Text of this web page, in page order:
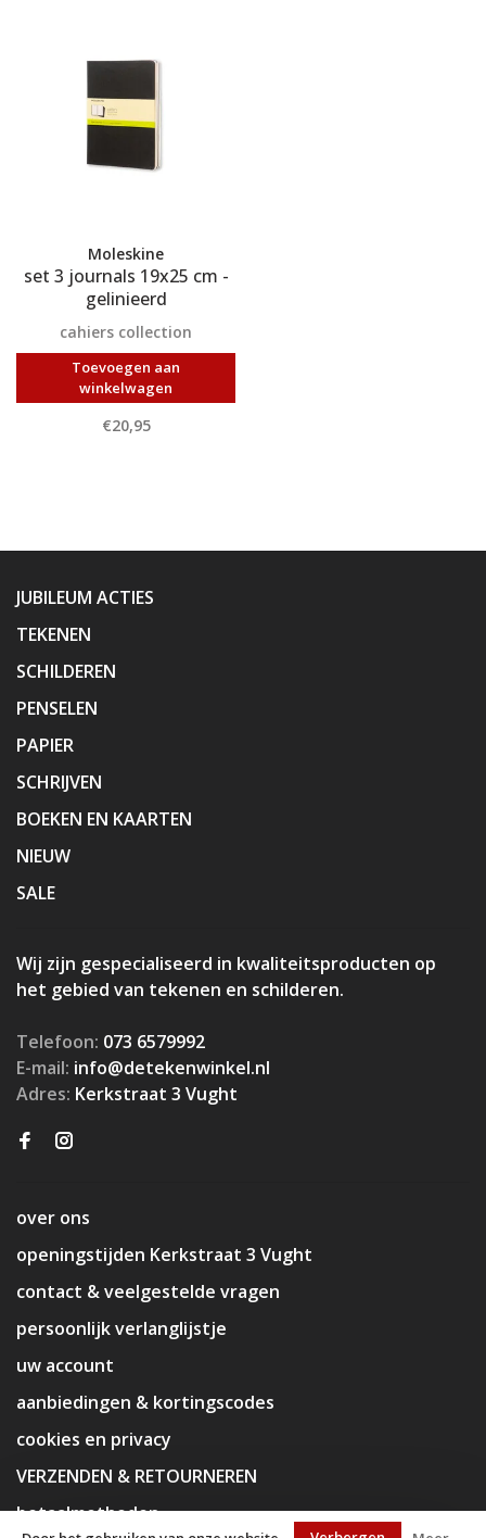
Moleskine
set 3 journals 19x25 cm -
gelinieerd
cahiers collection
Toevoegen aan
winkelwagen
€20,95
JUBILEUM ACTIES
TEKENEN
SCHILDEREN
PENSELEN
PAPIER
SCHRIJVEN
BOEKEN EN KAARTEN
NIEUW
SALE
Wij zijn gespecialiseerd in kwaliteitsproducten op
het gebied van tekenen en schilderen.
Telefoon: 073 6579992
E-mail: info@detekenwinkel.nl
Adres: Kerkstraat 3 Vught
over ons
openingstijden Kerkstraat 3 Vught
contact & veelgestelde vragen
persoonlijk verlanglijstje
uw account
aanbiedingen & kortingscodes
cookies en privacy
VERZENDEN & RETOURNEREN
betaalmethoden